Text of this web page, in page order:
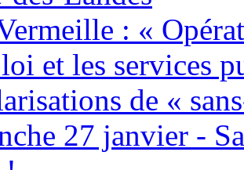
: «
et les services
de «
27 janvier -